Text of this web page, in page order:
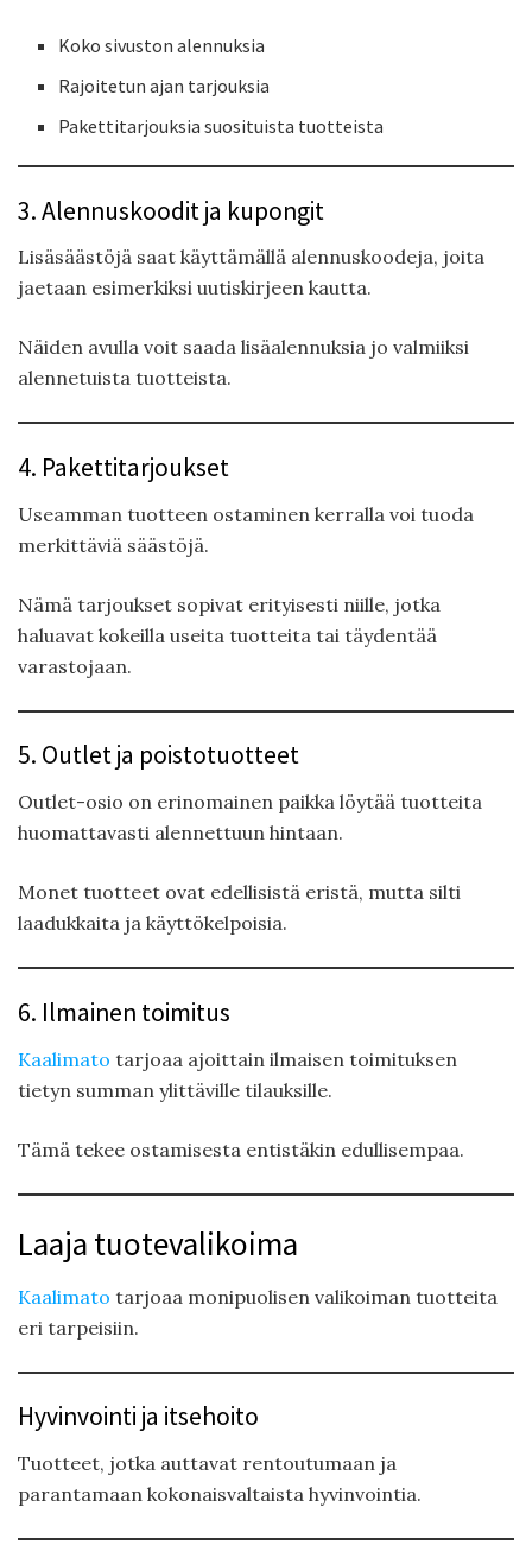
Koko sivuston alennuksia
Rajoitetun ajan tarjouksia
Pakettitarjouksia suosituista tuotteista
3. Alennuskoodit ja kupongit
Lisäsäästöjä saat käyttämällä alennuskoodeja, joita
jaetaan esimerkiksi uutiskirjeen kautta.
Näiden avulla voit saada lisäalennuksia jo valmiiksi
alennetuista tuotteista.
4. Pakettitarjoukset
Useamman tuotteen ostaminen kerralla voi tuoda
merkittäviä säästöjä.
Nämä tarjoukset sopivat erityisesti niille, jotka
haluavat kokeilla useita tuotteita tai täydentää
varastojaan.
5. Outlet ja poistotuotteet
Outlet-osio on erinomainen paikka löytää tuotteita
huomattavasti alennettuun hintaan.
Monet tuotteet ovat edellisistä eristä, mutta silti
laadukkaita ja käyttökelpoisia.
6. Ilmainen toimitus
Kaalimato tarjoaa ajoittain ilmaisen toimituksen
tietyn summan ylittäville tilauksille.
Tämä tekee ostamisesta entistäkin edullisempaa.
Laaja tuotevalikoima
Kaalimato tarjoaa monipuolisen valikoiman tuotteita
eri tarpeisiin.
Hyvinvointi ja itsehoito
Tuotteet, jotka auttavat rentoutumaan ja
parantamaan kokonaisvaltaista hyvinvointia.